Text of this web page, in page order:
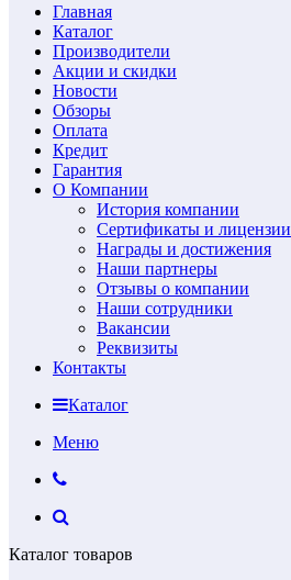
Главная
Каталог
Производители
Акции и скидки
Новости
Обзоры
Оплата
Кредит
Гарантия
О Компании
История компании
Сертификаты и лицензии
Награды и достижения
Наши партнеры
Отзывы о компании
Наши сотрудники
Вакансии
Реквизиты
Контакты
Каталог
Меню
Каталог товаров